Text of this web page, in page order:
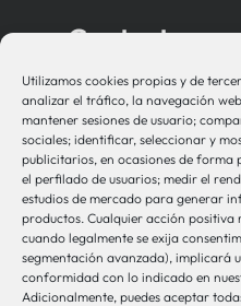
Utilizamos cookies propias y de
analizar el tráfico, la navegación
mantener sesiones de usuario;
sociales; identificar, seleccionar y
publicitarios, en ocasiones de forma
el perfilado de usuarios; medir el
estudios de mercado para generar
productos. Cualquier acción
cuando legalmente se exija
segmentación avanzada), implicará
conformidad con lo indicado en
Adicionalmente, puedes aceptar
Contacto
bio-
944 00 77 90
Otros Enlaces